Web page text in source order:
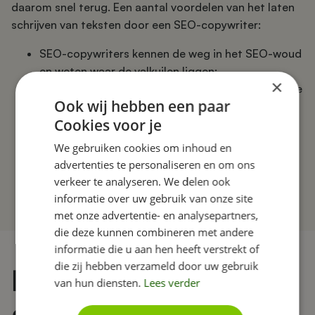
daarom snel terug. Een aantal voordelen van het laten
schrijven van teksten door een SEO-copywriter:
SEO-copywriters kennen de weg in het SEO-woud
en weten waar de valkuilen liggen;
Een SEO-copywriter weet precies waar een goede
webtekst aan moet voldoen;
Het schrijfwerk uitbesteden scheelt je veel tijd en
energie;
Goede webcopy verhoogt de omzet van je
website.
Een SEO-boost geven
×
Ook wij hebben een paar
Cookies voor je
We gebruiken cookies om inhoud en
advertenties te personaliseren en om ons
verkeer te analyseren. We delen ook
informatie over uw gebruik van onze site
met onze advertentie- en analysepartners,
die deze kunnen combineren met andere
informatie die u aan hen heeft verstrekt of
die zij hebben verzameld door uw gebruik
van hun diensten. Lees verder